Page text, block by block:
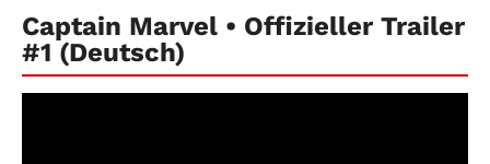
Captain Marvel • Offizieller Trailer
#1 (Deutsch)